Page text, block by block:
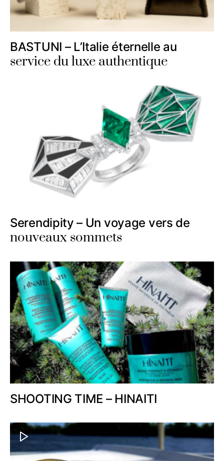
BASTUNI – L’Italie éternelle au
service du luxe authentique
Serendipity – Un voyage vers de
nouveaux sommets
SHOOTING TIME – HINAITI